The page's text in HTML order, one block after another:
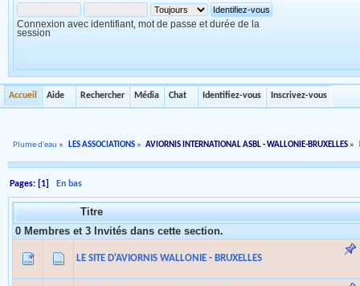
Connexion avec identifiant, mot de passe et durée de la
session
Accueil Aide Rechercher Média Chat Identifiez-vous Inscrivez-vous
Plume d'eau » LES ASSOCIATIONS» AVIORNIS INTERNATIONAL ASBL - WALLONIE-BRUXELLES »
Pages: [1]En bas
Titre
0 Membres et 3 Invités dans cette section.
LE SITE D'AVIORNIS WALLONIE - BRUXELLES